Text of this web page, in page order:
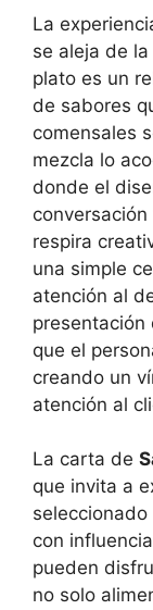
La
se aleja de
plato es un
de sabores
comensales
mezcla lo
donde el
respira
una simple
atención al
presentación
que el
creando un
atención al
La carta de
que invita a
con
pueden
no solo